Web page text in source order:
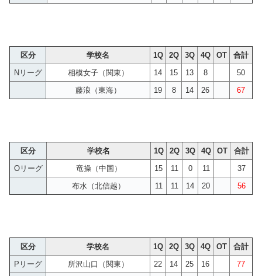
区分 学校名 1Q 2Q 3Q 4Q OT
合計
Nリーグ
相模女子（関東） 14 15 13 8
50
藤浪（東海）
19 8 14 26 67
区分 学校名 1Q 2Q 3Q 4Q OT
合計
Oリーグ
竜操（中国） 15 11 0 11
37
布水（北信越）
11 11 14 20 56
区分 学校名 1Q 2Q 3Q 4Q OT
合計
Pリーグ
所沢山口（関東） 22 14 25 16
77